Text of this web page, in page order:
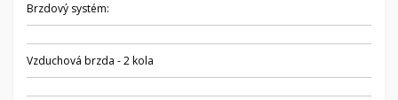
Brzdový systém:
Vzduchová brzda - 2 kola